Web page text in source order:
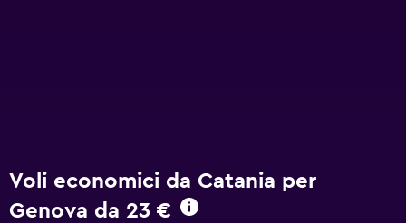
Voli economici da Catania per
Genova da 23 €